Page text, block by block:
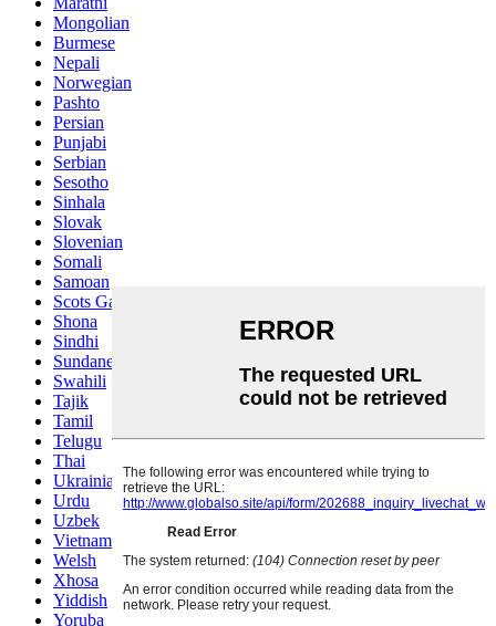
Mongolian
Burmese
Nepali
Norwegian
Pashto
Persian
Punjabi
Serbian
Sesotho
Sinhala
Slovak
Slovenian
Somali
Samoan
Scots Gaelic
Shona
Sindhi
Sundanese
Swahili
Tajik
Tamil
Telugu
Thai
Ukrainian
Urdu
Uzbek
Vietnamese
Welsh
Xhosa
Yiddish
Yoruba